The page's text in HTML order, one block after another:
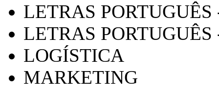
LETRAS
LETRAS PORTUGUÊS
LOGÍSTICA
MARKETING